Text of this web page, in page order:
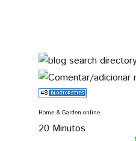
Home & Garden online
20 Minutos